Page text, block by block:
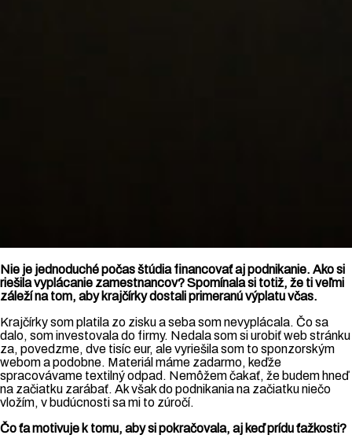
Nie je jednoduché počas štúdia financovať aj podnikanie. Ako si
riešila vyplácanie zamestnancov? Spomínala si totiž, že ti veľmi
záleží na tom, aby krajčírky dostali primeranú výplatu včas.
Krajčírky som platila zo zisku a seba som nevyplácala. Čo sa
dalo, som investovala do firmy. Nedala som si urobiť web stránku
za, povedzme, dve tisíc eur, ale vyriešila som to sponzorským
webom a podobne. Materiál máme zadarmo, keďže
spracovávame textilný odpad. Nemôžem čakať, že budem hneď
na začiatku zarábať. Ak však do podnikania na začiatku niečo
vložím, v budúcnosti sa mi to zúročí.
Čo ťa motivuje k tomu, aby si pokračovala, aj keď prídu ťažkosti?